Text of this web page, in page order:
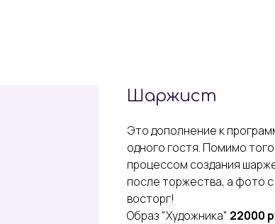
Шаржист
Это дополнение к
одного гостя. Помимо
процессом создания
после торжества, а фото
восторг!
Образ "Художника" 22000